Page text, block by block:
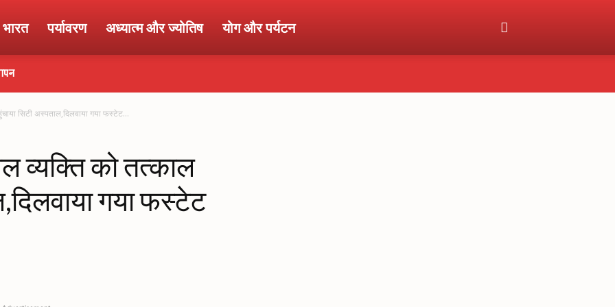
भारत पर्यावरण अध्यात्म और ज्योतिष योग और पर्यटन
सिटी अस्पताल,दिलवाया गया फस्टेट...
व्यक्ति को तत्काल
गया फस्टेट